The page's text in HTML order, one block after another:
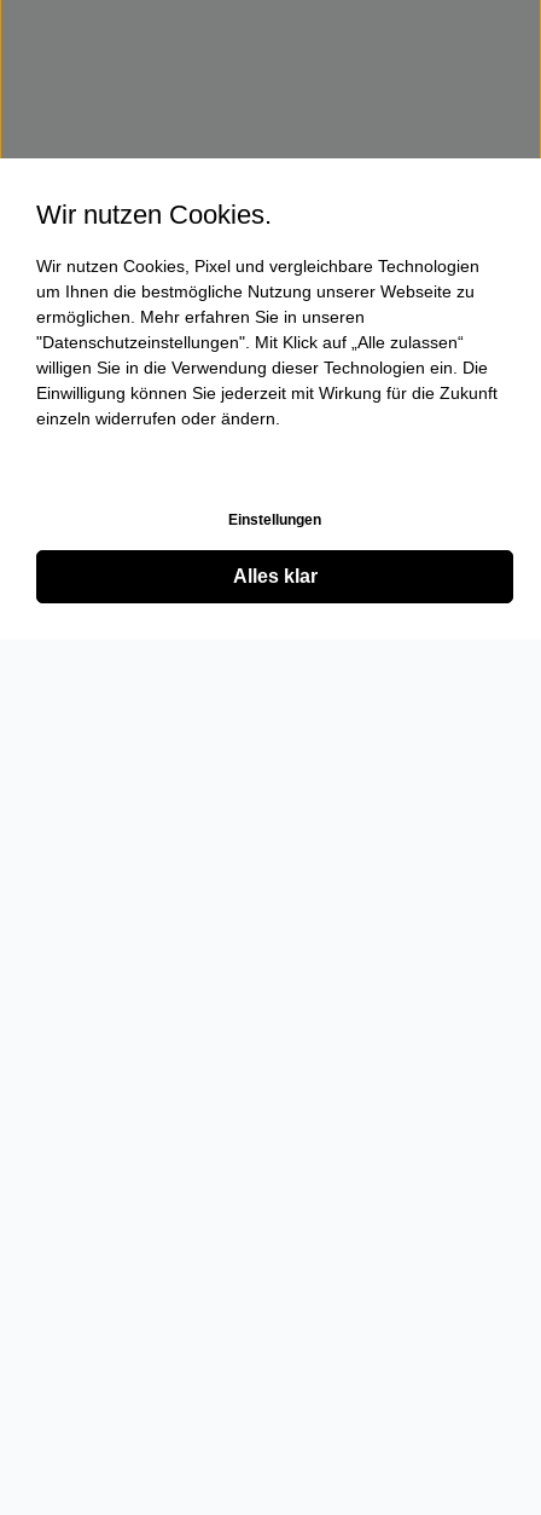
Wir nutzen Cookies.
Wir nutzen Cookies, Pixel und vergleichbare Technologien
um Ihnen die bestmögliche Nutzung unserer Webseite zu
ermöglichen. Mehr erfahren Sie in unseren
"Datenschutzeinstellungen". Mit Klick auf „Alle zulassen“
willigen Sie in die Verwendung dieser Technologien ein. Die
Einwilligung können Sie jederzeit mit Wirkung für die Zukunft
einzeln widerrufen oder ändern.
Einstellungen
Alles klar